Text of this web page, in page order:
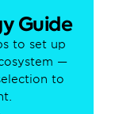
Guide
to set up
—
to